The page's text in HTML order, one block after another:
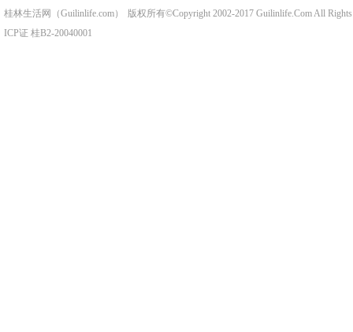
桂林生活网（Guilinlife.com）
版权所有©Copyright 2002-2017 Guilinlife.Com All Rights
ICP证 桂B2-20040001